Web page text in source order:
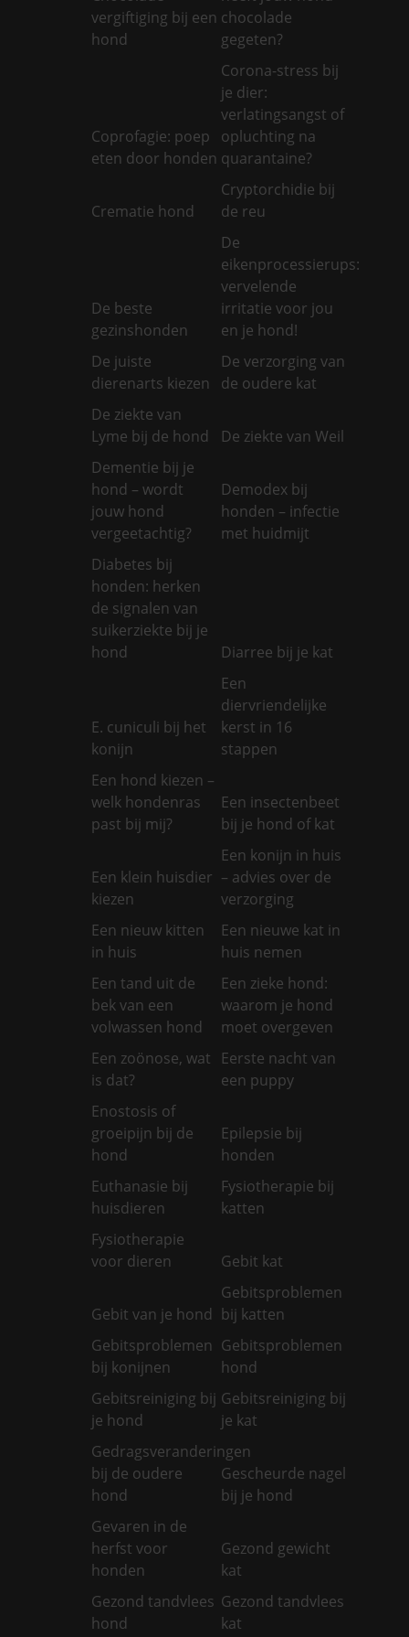
vergiftiging bij een
hond
chocolade
gegeten?
Coprofagie: poep
eten door honden
Corona-stress bij
je dier:
verlatingsangst of
opluchting na
quarantaine?
Crematie hond
Cryptorchidie bij
de reu
De beste
gezinshonden
De
eikenprocessierups:
vervelende
irritatie voor jou
en je hond!
De juiste
dierenarts kiezen
De verzorging van
de oudere kat
De ziekte van
Lyme bij de hond
De ziekte van Weil
Dementie bij je
hond – wordt
jouw hond
vergeetachtig?
Demodex bij
honden – infectie
met huidmijt
Diabetes bij
honden: herken
de signalen van
suikerziekte bij je
hond
Diarree bij je kat
E. cuniculi bij het
konijn
Een
diervriendelijke
kerst in 16
stappen
Een hond kiezen –
welk hondenras
past bij mij?
Een insectenbeet
bij je hond of kat
Een klein huisdier
kiezen
Een konijn in huis
– advies over de
verzorging
Een nieuw kitten
in huis
Een nieuwe kat in
huis nemen
Een tand uit de
bek van een
volwassen hond
Een zieke hond:
waarom je hond
moet overgeven
Een zoönose, wat
is dat?
Eerste nacht van
een puppy
Enostosis of
groeipijn bij de
hond
Epilepsie bij
honden
Euthanasie bij
huisdieren
Fysiotherapie bij
katten
Fysiotherapie
voor dieren
Gebit kat
Gebit van je hond
Gebitsproblemen
bij katten
Gebitsproblemen
bij konijnen
Gebitsproblemen
hond
Gebitsreiniging bij
je hond
Gebitsreiniging bij
je kat
Gedragsveranderingen
bij de oudere
hond
Gescheurde nagel
bij je hond
Gevaren in de
herfst voor
honden
Gezond gewicht
kat
Gezond tandvlees
hond
Gezond tandvlees
kat